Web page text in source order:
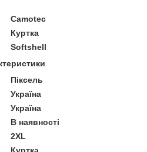
Camotec
Куртка
Softshell
Піксель
Україна
Україна
В наявності
2XL
Куртка